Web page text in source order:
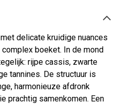
delicate kruidige nuances
boeket. In de mond
rijpe cassis, zwarte
tannines. De structuur is
harmonieuze afdronk
prachtig samenkomen. Een